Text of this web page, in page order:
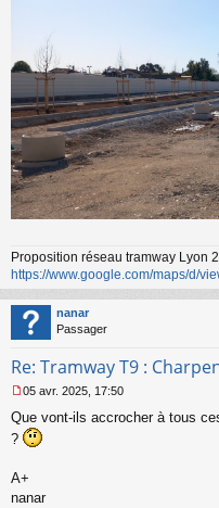
Proposition réseau tramway Lyon
https://www.google.com/maps/d/
nanar
Passager
Re: Tramway T9 :
e
s
g
e
05 avr. 2025, 17:50
Que vont-ils accrocher à tous
?
A+
nanar